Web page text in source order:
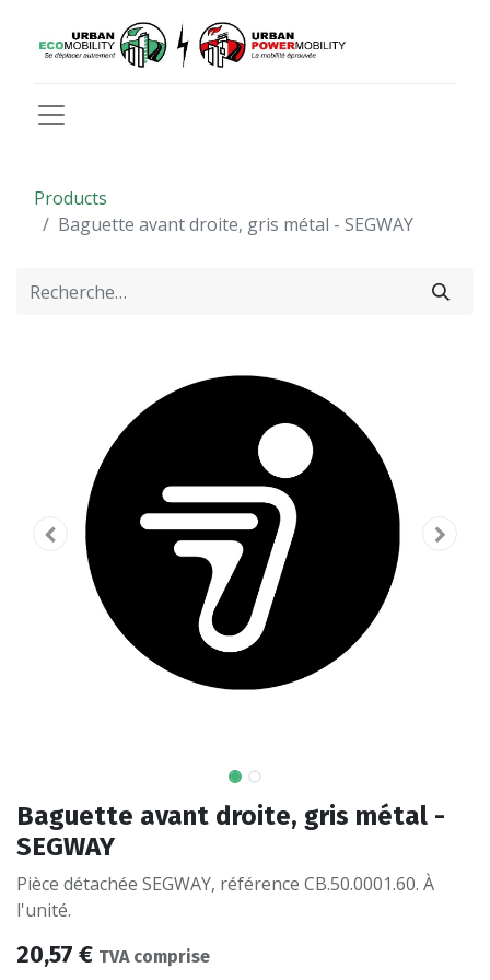
Products
Baguette avant droite, gris métal - SEGWAY
Baguette avant droite, gris métal -
SEGWAY
Pièce détachée SEGWAY, référence CB.50.0001.60. À
l'unité.
20,57 € TVA comprise